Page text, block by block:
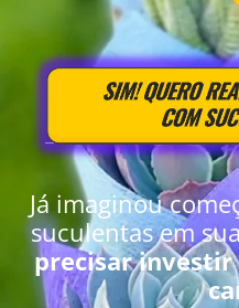
Já imaginou
suculentas em
precisar